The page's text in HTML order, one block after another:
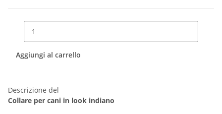
Aggiungi al carrello
Descrizione del
Collare per cani in look indiano